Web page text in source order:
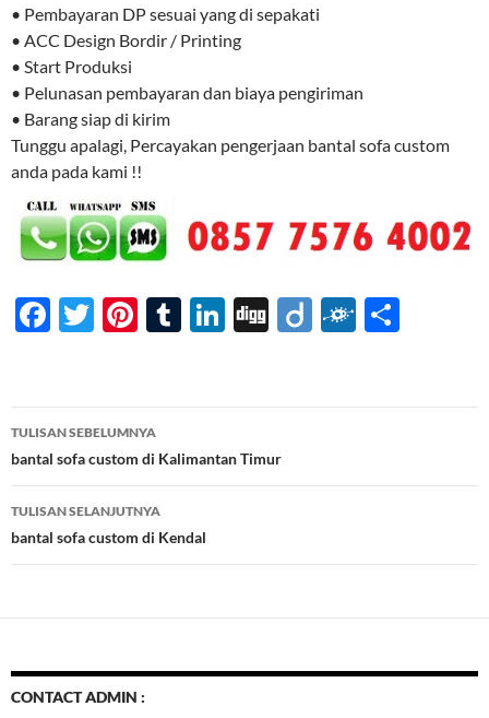
• Pembayaran DP sesuai yang di sepakati
• ACC Design Bordir / Printing
• Start Produksi
• Pelunasan pembayaran dan biaya pengiriman
• Barang siap di kirim
Tunggu apalagi, Percayakan pengerjaan bantal sofa custom
anda pada kami !!
F
b
o
o
k
T
er
Pi
es
t
T
bl
r
Li
e
dI
n
Di Di F
d e
Navigasi
Tulisan
TULISAN SEBELUMNYA
bantal sofa custom di Kalimantan Timur
TULISAN SELANJUTNYA
bantal sofa custom di Kendal
CONTACT ADMIN :